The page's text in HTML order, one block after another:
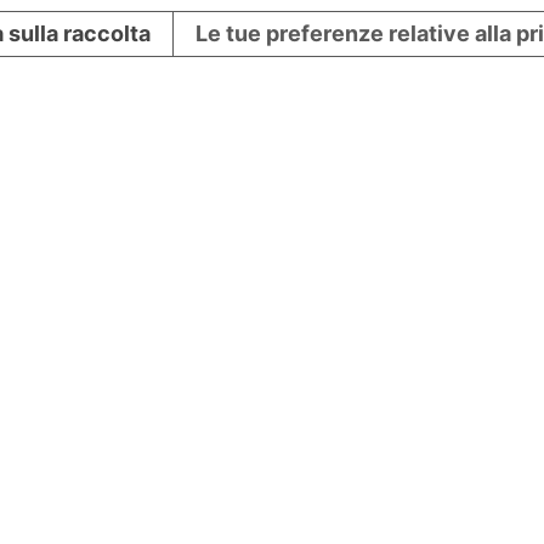
sulla raccolta Le tue preferenze relative alla